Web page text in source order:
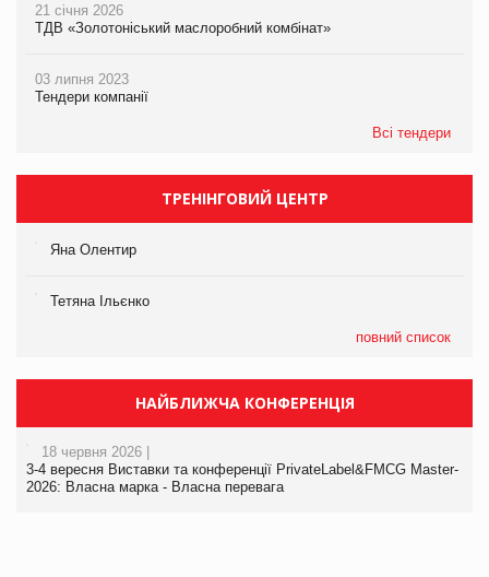
21 січня 2026
ТДВ «Золотоніський маслоробний комбінат»
03 липня 2023
Тендери компанії
Всі тендери
ТРЕНІНГОВИЙ ЦЕНТР
Яна Олентир
Тетяна Ільєнко
повний список
НАЙБЛИЖЧА КОНФЕРЕНЦІЯ
18 червня 2026 |
3-4 вересня Виставки та конференції PrivateLabel&FMCG Master-
2026: Власна марка - Власна перевага